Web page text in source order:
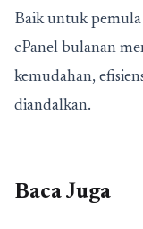
Baik untuk
cPanel bulanan
kemudahan,
diandalkan.
Baca Juga